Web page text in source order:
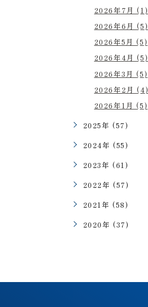
2026年7月 (1)
2026年6月 (5)
2026年5月 (5)
2026年4月 (5)
2026年3月 (5)
2026年2月 (4)
2026年1月 (5)
2025年 (57)
2024年 (55)
2023年 (61)
2022年 (57)
2021年 (58)
2020年 (37)